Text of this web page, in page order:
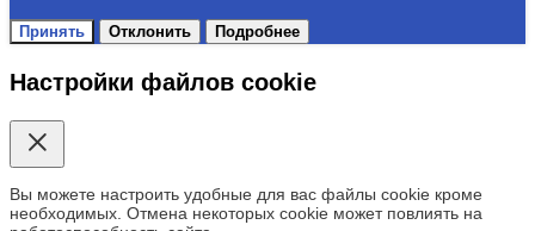
Принять Отклонить Подробнее
Настройки файлов cookie
Вы можете настроить удобные для вас файлы cookie кроме
необходимых. Отмена некоторых cookie может повлиять на